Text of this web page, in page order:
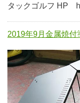
タックゴルフ HP
2019年9月金属焼